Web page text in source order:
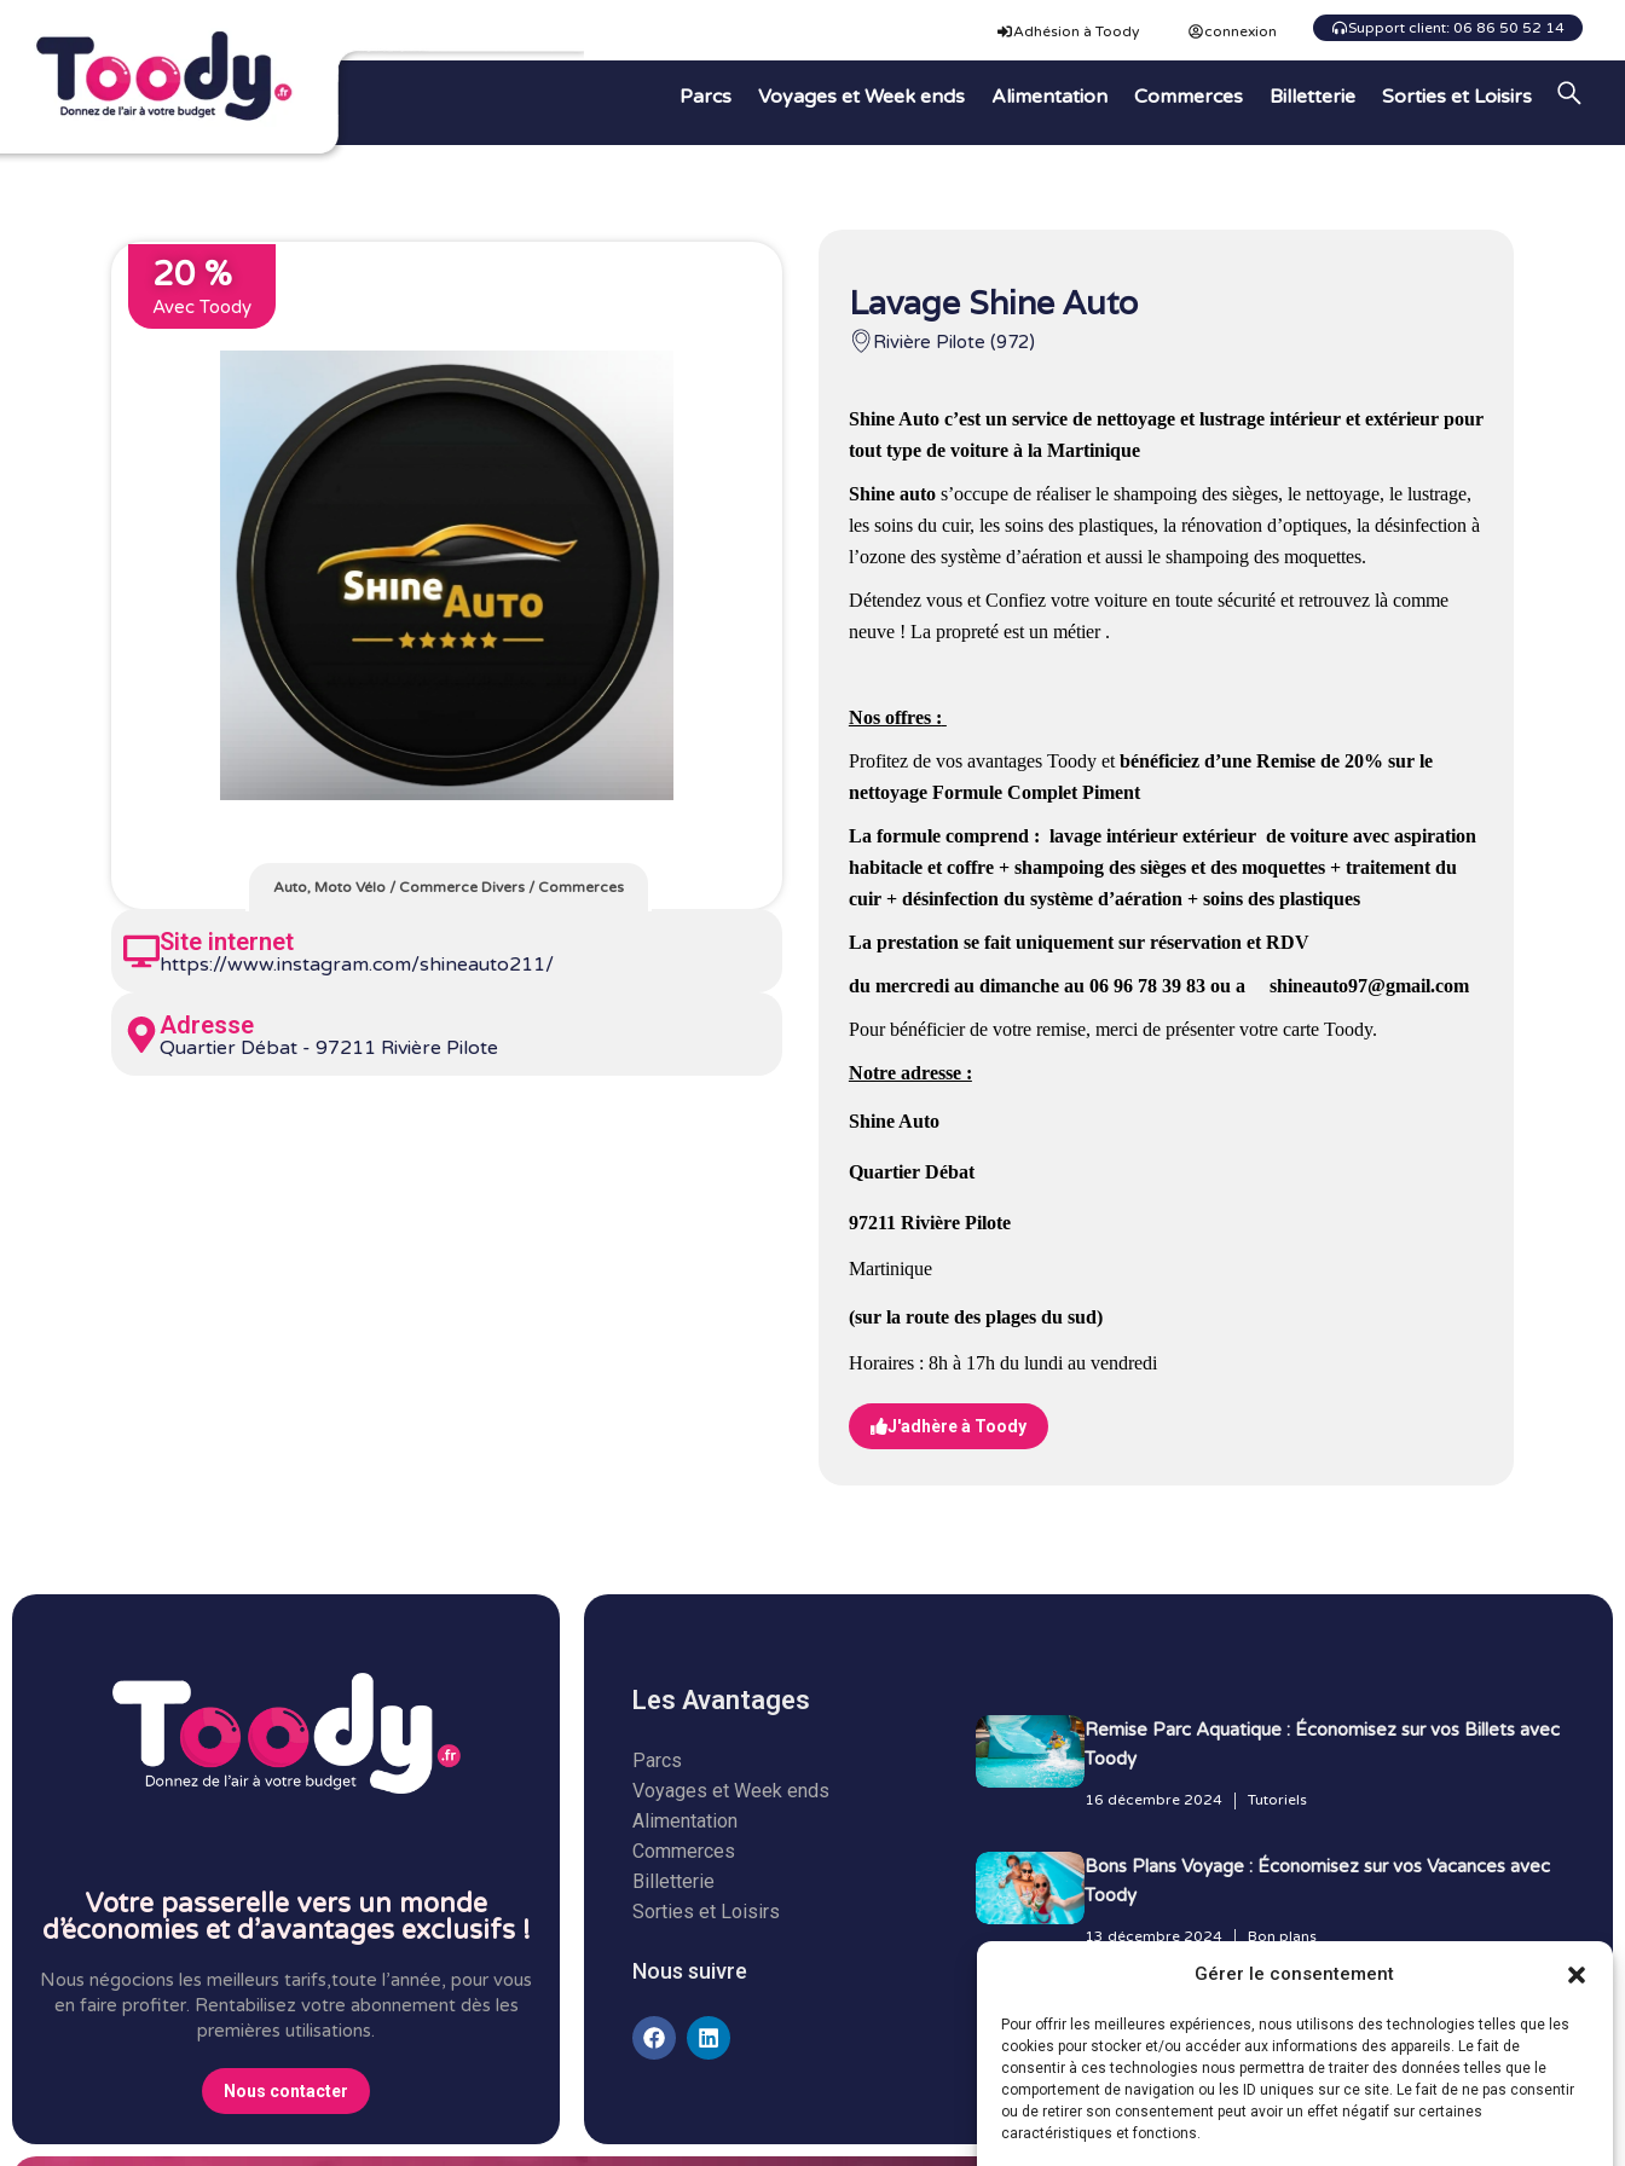
Gérer le consentement
Pour offrir les meilleures expériences, nous utilisons des technologies telles que les
cookies pour stocker et/ou accéder aux informations des appareils. Le fait de
consentir à ces technologies nous permettra de traiter des données telles que le
comportement de navigation ou les ID uniques sur ce site. Le fait de ne pas consentir
ou de retirer son consentement peut avoir un effet négatif sur certaines
caractéristiques et fonctions.
Adhésion à Toody connexion Support client: 06 86 50 52 14
Parcs Voyages et Week ends Alimentation Commerces Billetterie Sorties et Loisirs
20 %
Avec Toody
Auto, Moto Vélo/ Commerce Divers/ Commerces
Site internet
https://www.instagram.com/shineauto211/
Adresse
Quartier Débat - 97211 Rivière Pilote
Lavage Shine Auto
Rivière Pilote (972)
Shine Autoc’est un service de nettoyage et lustrage intérieur et extérieur pour
tout type de voiture à la Martinique
Shine autos’occupe de réaliser le shampoing des sièges, le nettoyage, le lustrage,
les soins du cuir, les soins des plastiques, la rénovation d’optiques, la désinfection à
l’ozone des système d’aération et aussi le shampoing des moquettes.
Détendez vous et Confiez votre voiture en toute sécurité et retrouvez là comme
neuve ! La propreté est un métier .
Nos offres :
Profitez de vos avantages Toody etbénéficiez d’une Remise de 20% sur le
nettoyage Formule Complet Piment
La formule comprend : lavage intérieur extérieur de voiture avec aspiration
habitacle et coffre + shampoing des sièges et des moquettes + traitement du
cuir + désinfection du système d’aération + soins des plastiques
La prestation se fait uniquement sur réservation et RDV
du mercredi au dimanche au 06 96 78 39 83 ou a shineauto97@gmail.com
Pour bénéficier de votre remise, merci de présenter votre carteToody.
Notre adresse :
Shine Auto
Quartier Débat
97211 Rivière Pilote
Martinique
(sur la route des plages du sud)
Horaires : 8h à 17h du lundi au vendredi
J'adhère à Toody
Votre passerelle vers un monde
d’économies et d’avantages exclusifs !
Nous négocions les meilleurs tarifs,toute l’année, pour vous
en faire profiter. Rentabilisez votre abonnement dès les
premières utilisations.
Nous contacter
Les Avantages
Parcs
Voyages et Week ends
Alimentation
Commerces
Billetterie
Sorties et Loisirs
Nous suivre
Remise Parc Aquatique : Économisez sur vos Billets avec
Toody
16 décembre 2024 Tutoriels
Bons Plans Voyage : Économisez sur vos Vacances avec
Toody
13 décembre 2024 Bon plans